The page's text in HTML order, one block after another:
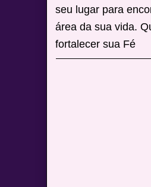
seu lugar para
área da sua vida.
fortalecer sua Fé